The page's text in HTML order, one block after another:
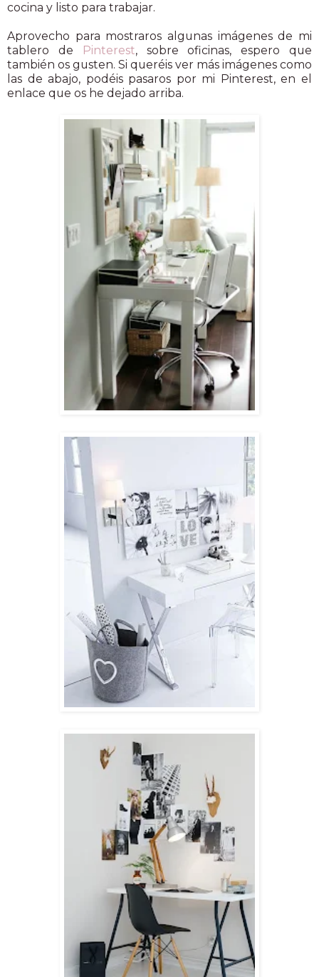
cocina y listo para trabajar.
Aprovecho para mostraros algunas imágenes de mi
tablero de
Pinterest, sobre oficinas, espero que
también os gusten. Si queréis ver más imágenes como
las de abajo, podéis pasaros por mi Pinterest, en el
enlace que os he dejado arriba.